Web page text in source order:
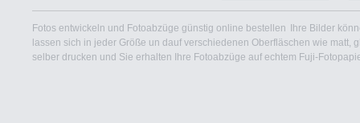
Fotos entwickeln und Fotoabzüge günstig online bestellen Ihre Bilder
lassen sich in jeder Größe un dauf verschiedenen Oberfläschen wie
selber drucken und Sie erhalten Ihre Fotoabzüge auf echtem Fuji-